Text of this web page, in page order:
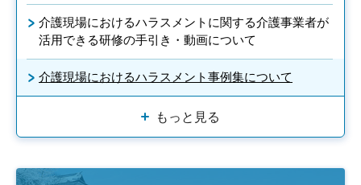
介護現場におけるハラスメントに関する介護事業者が
活用できる研修の手引き・動画について
介護現場におけるハラスメント事例集について
もっと見る